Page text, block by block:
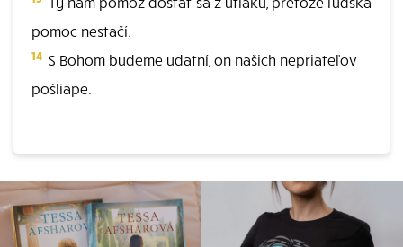
pomoc nestačí.
14 S Bohom budeme udatní, on našich nepriateľov
pošliape.